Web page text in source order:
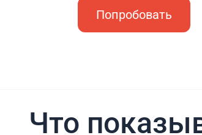
Попробовать
Что